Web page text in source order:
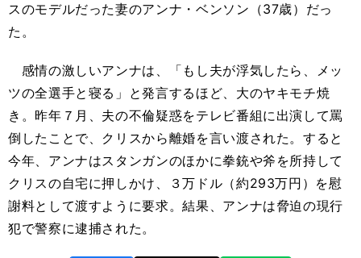
スのモデルだった妻のアンナ・ベンソン（37歳）だっ
た。
感情の激しいアンナは、「もし夫が浮気したら、メッ
ツの全選手と寝る」と発言するほど、大のヤキモチ焼
き。昨年７月、夫の不倫疑惑をテレビ番組に出演して罵
倒したことで、クリスから離婚を言い渡された。すると
今年、アンナはスタンガンのほかに拳銃や斧を所持して
クリスの自宅に押しかけ、３万ドル（約293万円）を慰
謝料として渡すように要求。結果、アンナは脅迫の現行
犯で警察に逮捕された。